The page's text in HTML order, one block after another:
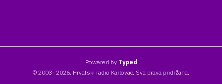
Powered by Typed
© 2003- 2026. Hrvatski radio Karlovac. Sva prava pridržana.